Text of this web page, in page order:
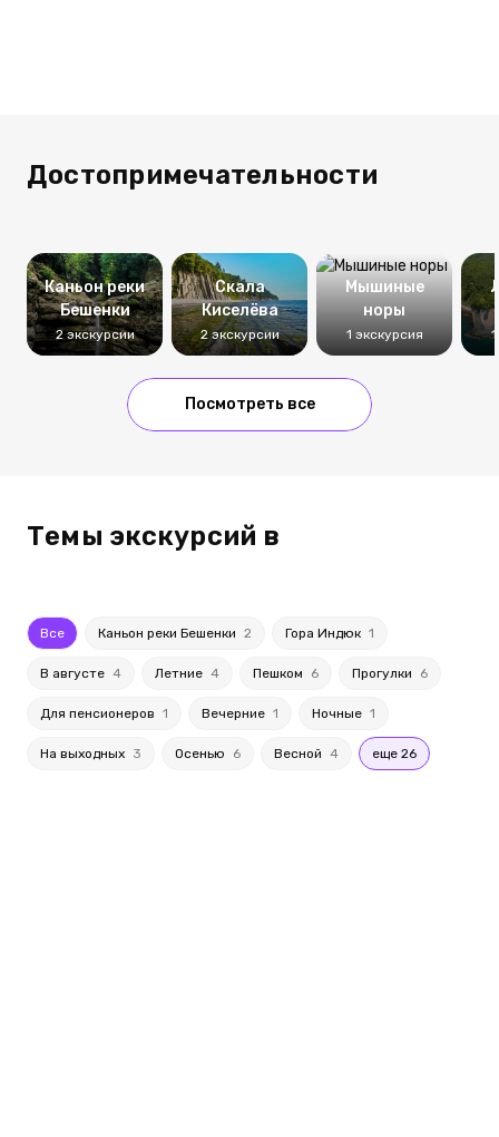
Достопримечательности
Каньон реки
Бешенки
2 экскурсии
Скала
Киселёва
2 экскурсии
Мышиные
норы
1 экскурсия
Посмотреть все
Темы экскурсий в
Все Каньон реки Бешенки 2 Гора Индюк 1
В августе 4 Летние 4 Пешком 6 Прогулки 6
Для пенсионеров 1 Вечерние 1 Ночные 1
На выходных 3 Осенью 6 Весной 4 еще 26